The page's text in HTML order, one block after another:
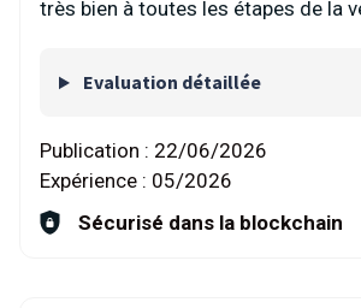
très bien à toutes les étapes de la
Evaluation détaillée
Publication : 22/06/2026
Expérience : 05/2026
Sécurisé dans la blockchain